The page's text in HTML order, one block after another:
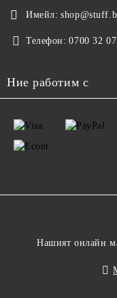
Имейл:
Телефон: 0700 32
Ние работим с
Нашият онлайн